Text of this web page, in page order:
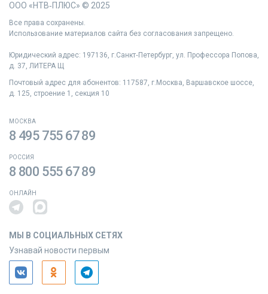
ООО «НТВ‑ПЛЮС» © 2025
Все права сохранены.
Использование материалов сайта без согласования запрещено.
Юридический адрес: 197136, г.Санкт‑Петербург, ул. Профессора Попова,
д. 37, ЛИТЕРА Щ
Почтовый адрес для абонентов: 117587, г.Москва, Варшавское шоссе,
д. 125, строение 1, секция 10
МОСКВА
8 495 755 67 89
РОССИЯ
8 800 555 67 89
ОНЛАЙН
МЫ В СОЦИАЛЬНЫХ СЕТЯХ
Узнавай новости первым